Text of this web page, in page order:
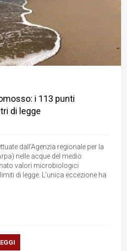
i 113 punti
di legge
dall'Agenzia regionale per la
nelle acque del medio
valori microbiologici
di legge. L'unica eccezione ha